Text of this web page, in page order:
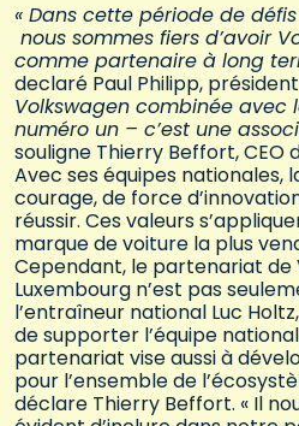
« Dans cette période de
nous sommes fiers d’avoir
comme partenaire à long
declaré Paul Philipp, président
Volkswagen combinée avec
numéro un – c’est une
souligne Thierry Beffort, CEO
Avec ses équipes nationales,
courage, de force
réussir. Ces valeurs
marque de voiture la plus
Cependant, le partenariat de
Luxembourg n’est pas
l’entraîneur national Luc
de supporter l’équipe
partenariat vise aussi à
pour l’ensemble de
déclare Thierry Beffort. « Il